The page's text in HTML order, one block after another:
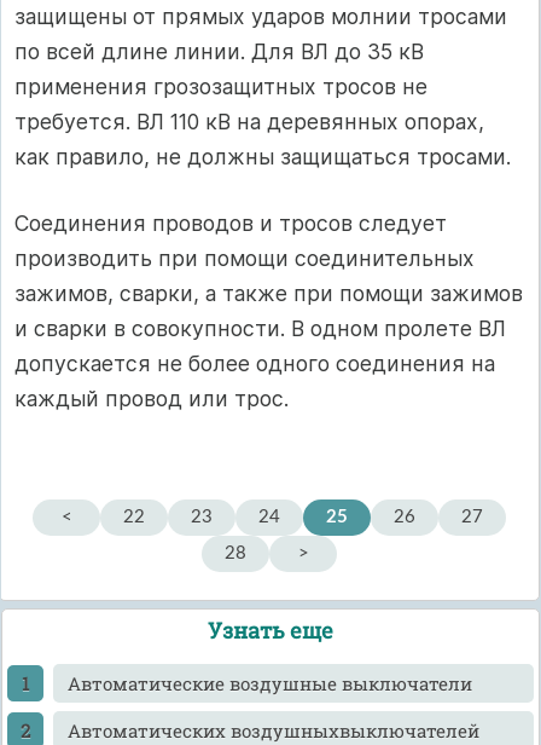
защищены от прямых ударов молнии тросами
по всей длине линии. Для ВЛ до 35 кВ
применения грозозащитных тросов не
требуется. ВЛ 110 кВ на деревянных опорах,
как правило, не должны защищаться тросами.
Соединения проводов и тросов следует
производить при помощи соединительных
зажимов, сварки, а также при помощи зажимов
и сварки в совокупности. В одном пролете ВЛ
допускается не более одного соединения на
каждый провод или трос.
< 22 23 24 25 26
27
28
>
Узнать еще
Автоматические воздушные выключатели
Автоматических воздушныхвыключателей